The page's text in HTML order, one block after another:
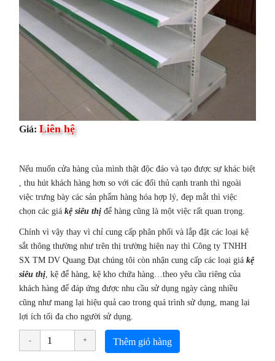
Giá: Liên hệ
Nếu muốn cửa hàng của mình thật độc đáo và tạo được sự khác biệt
, thu hút khách hàng hơn so với các đối thủ cạnh tranh thì ngoài
việc trưng bày các sản phẩm hàng hóa hợp lý, đẹp mắt thì việc
chọn các giákệ siêu thịđể hàng cũng là một việc rất quan trọng.
Chính vì vậy thay vì chỉ cung cấp phân phối và lắp đặt các loại kệ
sắt thông thường như trên thị trường hiện nay thì Công ty TNHH
SX TM DV Quang Đạt chúng tôi còn nhận cung cấp các loại giákệ
siêu thị , kệ để hàng, kệ kho chứa hàng…theo yêu cầu riêng của
khách hàng để đáp ứng được nhu cầu sử dụng ngày càng nhiều
cũng như mang lại hiệu quả cao trong quá trình sử dụng, mang lại
lợi ích tối đa cho người sử dụng.
Thêm giỏ hàng